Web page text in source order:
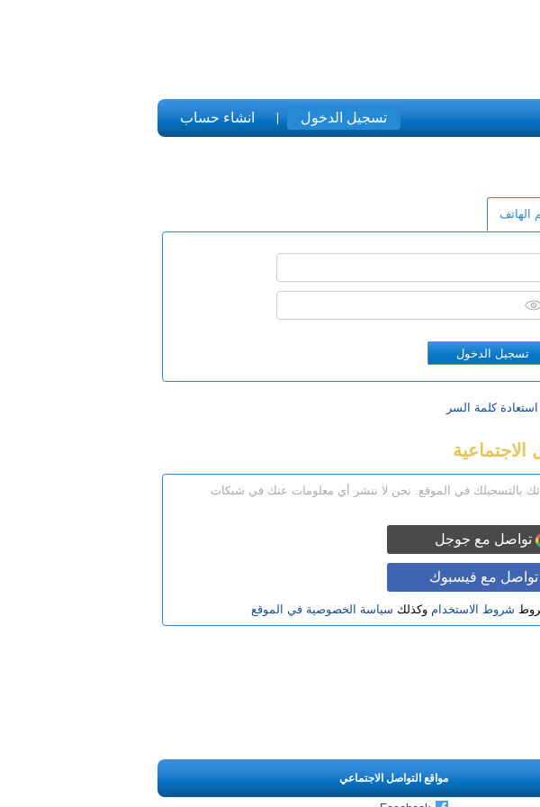
انشاء حساب تسجيل الدخول
الهاتف
استعادة كلمة السر
بالتسجيلك في الموقع. نحن لا ننشر أي معلومات عنك في شبكات
تواصل مع جوجل
تواصل مع فيسبوك
شروط الاستخدام وكذلك سياسة الخصوصية في الموقع
مواقع التواصل الاجتماعي